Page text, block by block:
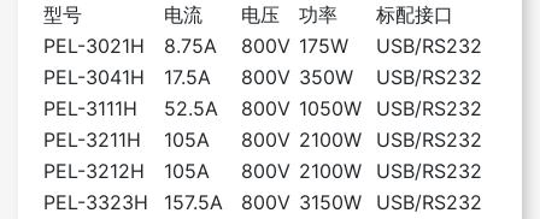
型号 电流 电压 功率
标配接口
PEL-3021H
8.75A 800V 175W
USB/RS232
PEL-3041H
17.5A 800V 350W
USB/RS232
PEL-3111H
52.5A 800V 1050W
USB/RS232
PEL-3211H
105A 800V 2100W
USB/RS232
PEL-3212H
105A 800V 2100W
USB/RS232
PEL-3323H
157.5A 800V 3150W
USB/RS232